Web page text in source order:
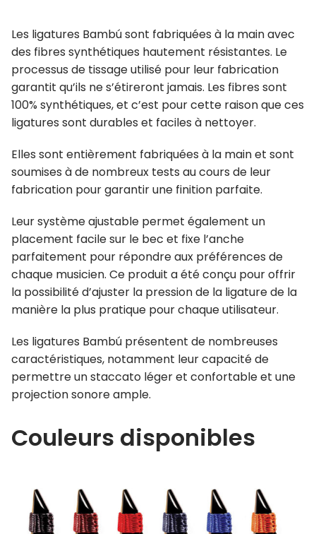
Les ligatures Bambú sont fabriquées à la main avec
des fibres synthétiques hautement résistantes. Le
processus de tissage utilisé pour leur fabrication
garantit qu’ils ne s’étireront jamais. Les fibres sont
100% synthétiques, et c’est pour cette raison que ces
ligatures sont durables et faciles à nettoyer.
Elles sont entièrement fabriquées à la main et sont
soumises à de nombreux tests au cours de leur
fabrication pour garantir une finition parfaite.
Leur système ajustable permet également un
placement facile sur le bec et fixe l’anche
parfaitement pour répondre aux préférences de
chaque musicien. Ce produit a été conçu pour offrir
la possibilité d’ajuster la pression de la ligature de la
manière la plus pratique pour chaque utilisateur.
Les ligatures Bambú présentent de nombreuses
caractéristiques, notamment leur capacité de
permettre un staccato léger et confortable et une
projection sonore ample.
Couleurs disponibles